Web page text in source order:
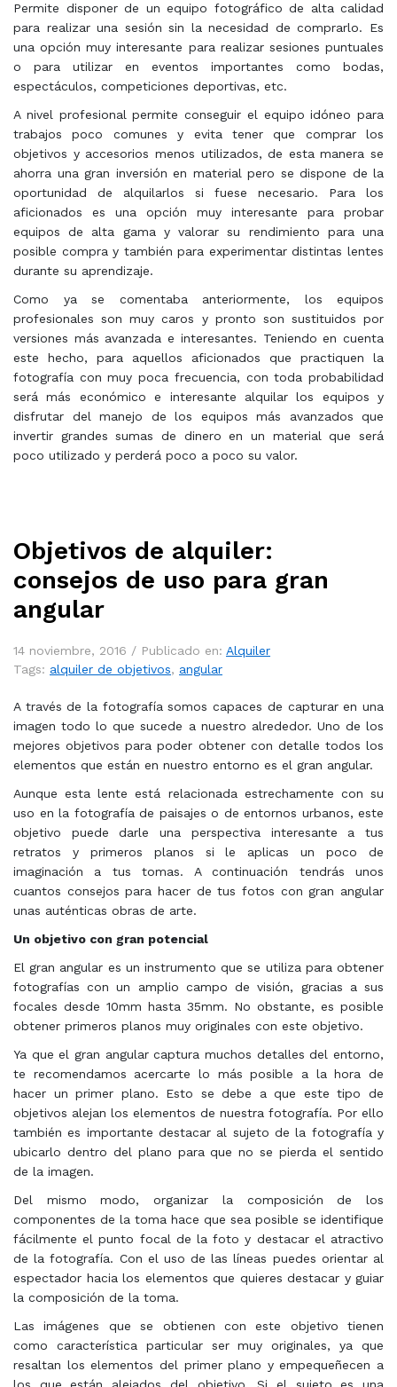
Permite disponer de un equipo fotográfico de alta calidad
para realizar una sesión sin la necesidad de comprarlo. Es
una opción muy interesante para realizar sesiones puntuales
o para utilizar en eventos importantes como bodas,
espectáculos, competiciones deportivas, etc.
A nivel profesional permite conseguir el equipo idóneo para
trabajos poco comunes y evita tener que comprar los
objetivos y accesorios menos utilizados, de esta manera se
ahorra una gran inversión en material pero se dispone de la
oportunidad de alquilarlos si fuese necesario. Para los
aficionados es una opción muy interesante para probar
equipos de alta gama y valorar su rendimiento para una
posible compra y también para experimentar distintas lentes
durante su aprendizaje.
Como ya se comentaba anteriormente, los equipos
profesionales son muy caros y pronto son sustituidos por
versiones más avanzada e interesantes. Teniendo en cuenta
este hecho, para aquellos aficionados que practiquen la
fotografía con muy poca frecuencia, con toda probabilidad
será más económico e interesante alquilar los equipos y
disfrutar del manejo de los equipos más avanzados que
invertir grandes sumas de dinero en un material que será
poco utilizado y perderá poco a poco su valor.
Objetivos de alquiler:
consejos de uso para gran
angular
14 noviembre, 2016 / Publicado en: Alquiler
Tags: alquiler de objetivos, angular
A través de la fotografía somos capaces de capturar en una
imagen todo lo que sucede a nuestro alrededor. Uno de los
mejores objetivos para poder obtener con detalle todos los
elementos que están en nuestro entorno es el gran angular.
Aunque esta lente está relacionada estrechamente con su
uso en la fotografía de paisajes o de entornos urbanos, este
objetivo puede darle una perspectiva interesante a tus
retratos y primeros planos si le aplicas un poco de
imaginación a tus tomas. A continuación tendrás unos
cuantos consejos para hacer de tus fotos con gran angular
unas auténticas obras de arte.
Un objetivo con gran potencial
El gran angular es un instrumento que se utiliza para obtener
fotografías con un amplio campo de visión, gracias a sus
focales desde 10mm hasta 35mm. No obstante, es posible
obtener primeros planos muy originales con este objetivo.
Ya que el gran angular captura muchos detalles del entorno,
te recomendamos acercarte lo más posible a la hora de
hacer un primer plano. Esto se debe a que este tipo de
objetivos alejan los elementos de nuestra fotografía. Por ello
también es importante destacar al sujeto de la fotografía y
ubicarlo dentro del plano para que no se pierda el sentido
de la imagen.
Del mismo modo, organizar la composición de los
componentes de la toma hace que sea posible se identifique
fácilmente el punto focal de la foto y destacar el atractivo
de la fotografía. Con el uso de las líneas puedes orientar al
espectador hacia los elementos que quieres destacar y guiar
la composición de la toma.
Las imágenes que se obtienen con este objetivo tienen
como característica particular ser muy originales, ya que
resaltan los elementos del primer plano y empequeñecen a